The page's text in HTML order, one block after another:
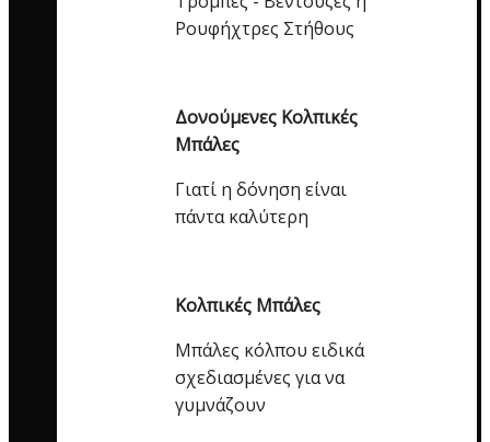
Ρουφήχτρες Στήθους
Δονούμενες Κολπικές
Μπάλες
Γιατί η δόνηση είναι
πάντα καλύτερη
Κολπικές Μπάλες
Μπάλες κόλπου ειδικά
σχεδιασμένες για να
γυμνάζουν